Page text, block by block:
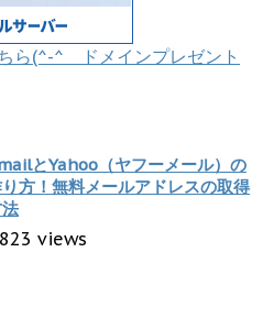
ら(^-^ ドメインプレゼント
とYahoo（ヤフーメール）の
方！無料メールアドレスの取得
views